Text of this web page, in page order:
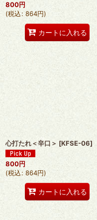
800円
(税込: 864円)
カートに入れる
心打たれ＜辛口＞ [KFSE-06]
800円
(税込: 864円)
カートに入れる